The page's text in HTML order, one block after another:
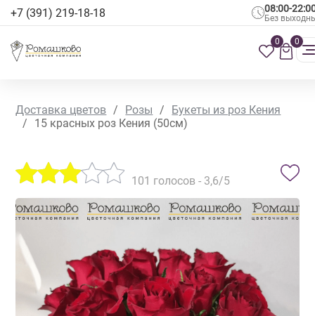
+7 (391) 219-18-18 08:00-
Без
0 0
Доставка цветов / Розы /
Букеты из роз Кения
/
15 красных роз Кения (50см)
101 голосов - 3,6/5
ХИТ ПРОДАЖ